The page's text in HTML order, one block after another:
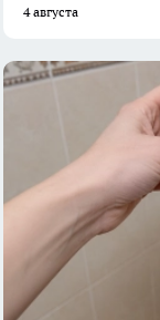
4 августа